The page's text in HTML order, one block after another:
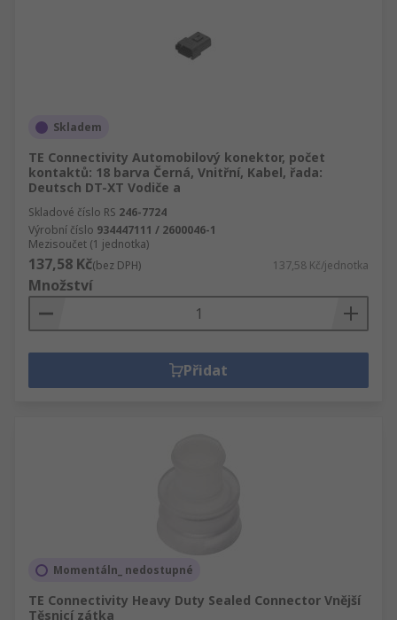
Skladem
TE Connectivity Automobilový konektor, počet
kontaktů: 18 barva Černá, Vnitřní, Kabel, řada:
Deutsch DT-XT Vodiče a
Skladové číslo RS 246-7724
Výrobní číslo 934447111 / 2600046-1
Mezisoučet (1 jednotka)
137,58 Kč(bez DPH) 137,58 Kč/jednotka
Množství
Přidat
Momentáln_ nedostupné
TE Connectivity Heavy Duty Sealed Connector Vnější
Těsnicí zátka